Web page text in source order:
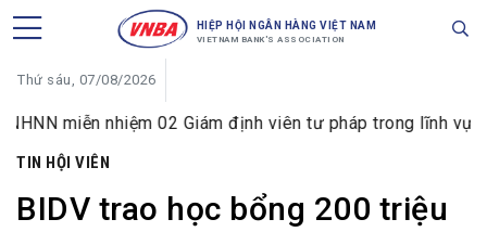
HIỆP HỘI NGÂN HÀNG VIỆT NAM
VIETNAM BANK'S ASSOCIATION
Thứ sáu, 07/08/2026
nhiệm 02 Giám định viên tư pháp trong lĩnh vực tiền tệ
TIN HỘI VIÊN
BIDV trao học bổng 200 triệu